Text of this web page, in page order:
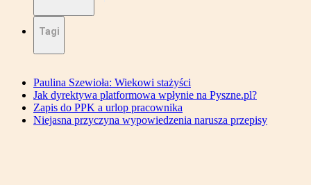
Tagi
Paulina Szewioła: Wiekowi stażyści
Jak dyrektywa platformowa wpłynie na Pyszne.pl?
Zapis do PPK a urlop pracownika
Niejasna przyczyna wypowiedzenia narusza przepisy